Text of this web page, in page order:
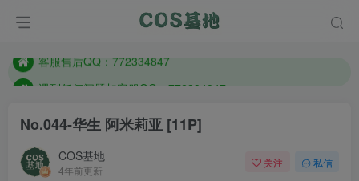
防失联：百度搜索《一七天佳》，实时查看最新站点。
遇到任何问题加客服QQ：772334847
No.044-华生 阿米莉亚 [11P]
COS基地
4年前更新
关注 私信